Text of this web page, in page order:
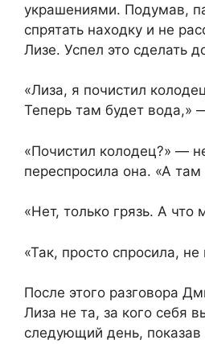
украшениями. Подумав,
спрятать находку и не
Лизе. Успел это сделать
«Лиза, я почистил
Теперь там будет вода,»
«Почистил колодец?» —
переспросила она. «А
«Нет, только грязь. А что
«Так, просто спросила,
После этого разговора
Лиза не та, за кого себя
следующий день, показав